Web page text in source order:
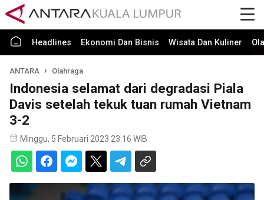
Headlines Ekonomi Dan Bisnis Wisata Dan Kuliner
ANTARA Olahraga
Indonesia selamat dari degradasi Piala
Davis setelah tekuk tuan rumah Vietnam
3-2
Minggu, 5 Februari 2023 23:16 WIB